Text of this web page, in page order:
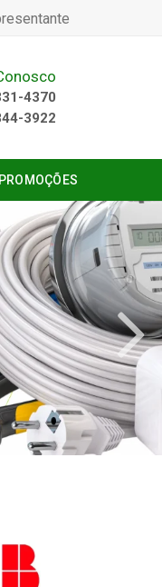
4370
3922
PROMOÇÕES